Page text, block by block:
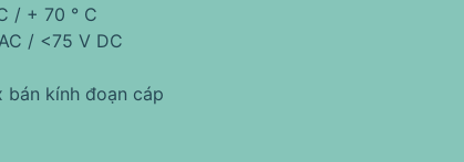
/ + 70 ° C
/ <75 V DC
bán kính đoạn cáp